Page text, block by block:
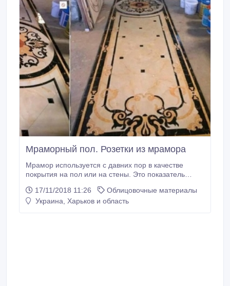
Мраморный пол. Розетки из мрамора
Мрамор используется с давних пор в качестве
покрытия на пол или на стены. Это показатель
покрытие, которое отличается твердостью и
прочностью, имеет хорошие эксплуатационные
17/11/2018 11:26
Облицовочные материалы
Украина, Харьков и область